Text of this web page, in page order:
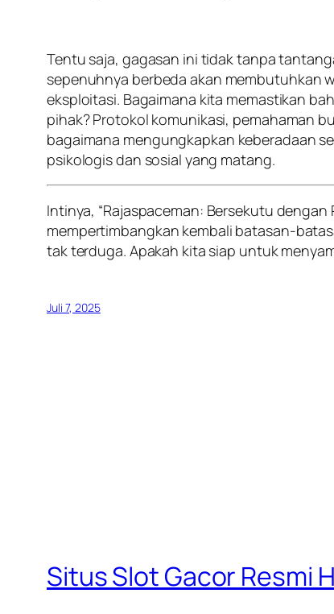
Tentu saja, gagasan ini tidak tanpa
sepenuhnya berbeda akan membutuhkan
eksploitasi. Bagaimana kita memastikan
pihak? Protokol komunikasi, pemahaman
bagaimana mengungkapkan keberadaan
psikologis dan sosial yang matang.
Intinya, “Rajaspaceman: Bersekutu
mempertimbangkan kembali batasan-
tak terduga. Apakah kita siap untuk
Juli 7, 2025
Situs Slot Gacor Resmi